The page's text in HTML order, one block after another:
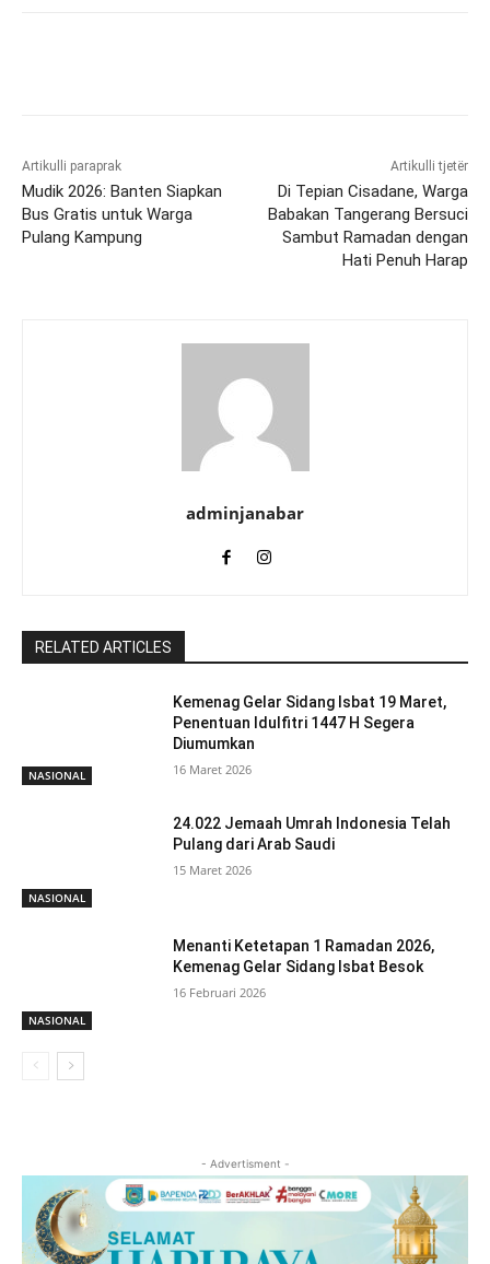
Artikulli paraprak
Mudik 2026: Banten Siapkan
Bus Gratis untuk Warga
Pulang Kampung
Artikulli tjetër
Di Tepian Cisadane, Warga
Babakan Tangerang Bersuci
Sambut Ramadan dengan
Hati Penuh Harap
adminjanabar
RELATED ARTICLES
NASIONAL
Kemenag Gelar Sidang Isbat 19 Maret,
Penentuan Idulfitri 1447 H Segera
Diumumkan
16 Maret 2026
NASIONAL
24.022 Jemaah Umrah Indonesia Telah
Pulang dari Arab Saudi
15 Maret 2026
NASIONAL
Menanti Ketetapan 1 Ramadan 2026,
Kemenag Gelar Sidang Isbat Besok
16 Februari 2026
- Advertisment -